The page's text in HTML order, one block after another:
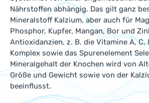
Nährstoffen abhängig. Das gilt ganz
Mineralstoff Kalzium, aber auch für
Phosphor, Kupfer, Mangan, Bor und
Antioxidanzien, z. B. die Vitamine A, C,
Komplex sowie das Spurenelement
Mineralgehalt der Knochen wird von
Größe und Gewicht sowie von der
beeinflusst.